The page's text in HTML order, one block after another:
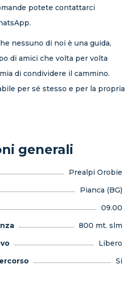
potete contattarci
nessuno di noi è una guida,
di amici che volta per volta
di condividere il cammino.
per sé stesso e per la propria
generali
Prealpi Orobie
Pianca (BG)
09.00
800 mt. slm
Libero
Si